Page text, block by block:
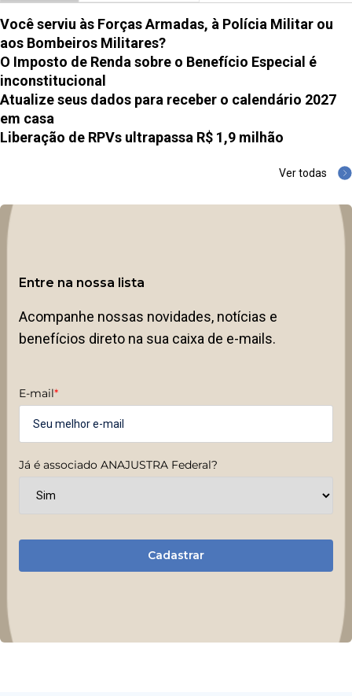
Você serviu às Forças Armadas, à Polícia Militar ou
aos Bombeiros Militares?
O Imposto de Renda sobre o Benefício Especial é
inconstitucional
Atualize seus dados para receber o calendário 2027
em casa
Liberação de RPVs ultrapassa R$ 1,9 milhão
Ver todas
Entre na nossa lista
Acompanhe nossas novidades, notícias e
benefícios direto na sua caixa de e-mails.
E-mail*
Já é associado ANAJUSTRA Federal?
Cadastrar